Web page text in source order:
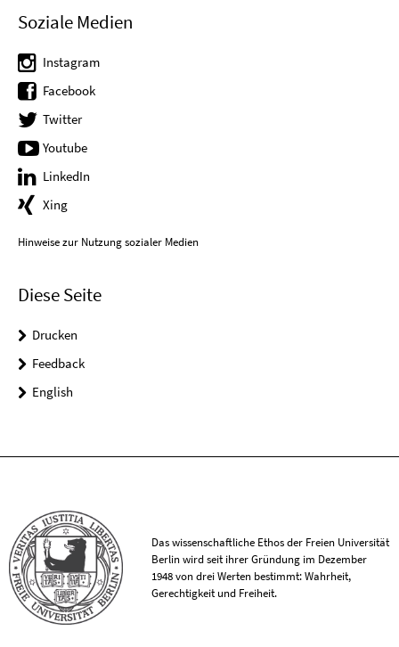
Soziale Medien
Instagram
Facebook
Twitter
Youtube
LinkedIn
Xing
Hinweise zur Nutzung sozialer Medien
Diese Seite
Drucken
Feedback
English
Das wissenschaftliche Ethos der Freien Universität
Berlin wird seit ihrer Gründung im Dezember
1948 von drei Werten bestimmt: Wahrheit,
Gerechtigkeit und Freiheit.